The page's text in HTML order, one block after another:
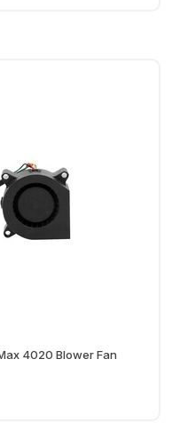
4020 Blower Fan